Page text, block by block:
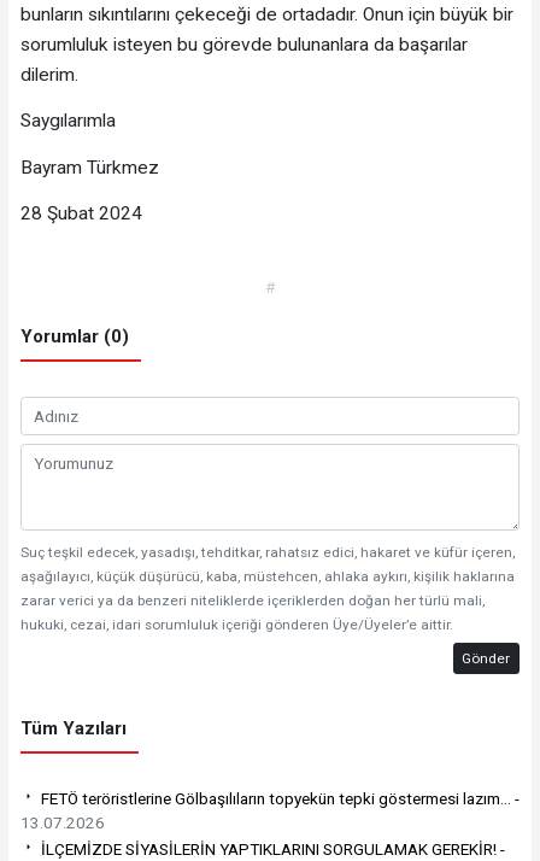
bunların sıkıntılarını çekeceği de ortadadır. Onun için büyük bir
sorumluluk isteyen bu görevde bulunanlara da başarılar
dilerim.
Saygılarımla
Bayram Türkmez
28 Şubat 2024
#
Yorumlar (0)
Suç teşkil edecek, yasadışı, tehditkar, rahatsız edici, hakaret ve küfür içeren,
aşağılayıcı, küçük düşürücü, kaba, müstehcen, ahlaka aykırı, kişilik haklarına
zarar verici ya da benzeri niteliklerde içeriklerden doğan her türlü mali,
hukuki, cezai, idari sorumluluk içeriği gönderen Üye/Üyeler’e aittir.
Gönder
Tüm Yazıları
FETÖ teröristlerine Gölbaşılıların topyekün tepki göstermesi lazım… -
13.07.2026
İLÇEMİZDE SİYASİLERİN YAPTIKLARINI SORGULAMAK GEREKİR! -